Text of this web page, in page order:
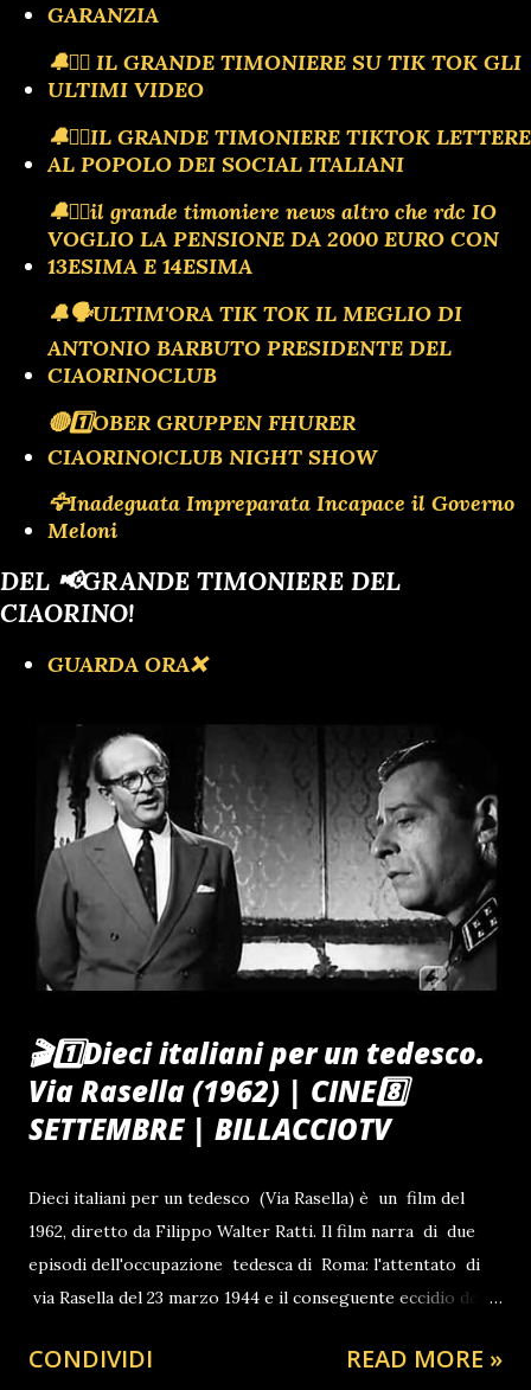
GARANZIA
🔔🏴‍☠️ IL GRANDE TIMONIERE SU TIK TOK GLI
ULTIMI VIDEO
🔔🏴‍☠️IL GRANDE TIMONIERE TIKTOK LETTERE
AL POPOLO DEI SOCIAL ITALIANI
🔔🏴‍☠️il grande timoniere news altro che rdc IO
VOGLIO LA PENSIONE DA 2000 EURO CON
13ESIMA E 14ESIMA
🔔🗣️ULTIM'ORA TIK TOK IL MEGLIO DI
ANTONIO BARBUTO PRESIDENTE DEL
CIAORINOCLUB
🔴1️⃣OBER GRUPPEN FHURER
CIAORINO!CLUB NIGHT SHOW
🦅Inadeguata Impreparata Incapace il Governo
Meloni
DEL 📢GRANDE TIMONIERE DEL
CIAORINO!
GUARDA ORA❌️
🎬1️⃣Dieci italiani per un tedesco.
Via Rasella (1962) | CINE8️⃣
SETTEMBRE | BILLACCIOTV
Dieci italiani per un tedesco (Via Rasella) è un film del
1962, diretto da Filippo Walter Ratti. Il film narra di due
episodi dell'occupazione tedesca di Roma: l'attentato di
via Rasella del 23 marzo 1944 e il conseguente eccidio delle
@elezioniregionali #genocide #palestine #primapagina
CONDIVIDI READ MORE »